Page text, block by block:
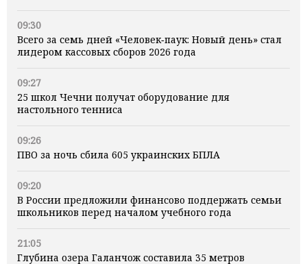
09:30
Всего за семь дней «Человек‑паук: Новый день» стал
лидером кассовых сборов 2026 года
09:27
25 школ Чечни получат оборудование для
настольного тенниса
09:26
ПВО за ночь сбила 605 украинских БПЛА
09:20
В России предложили финансово поддержать семьи
школьников перед началом учебного года
21:05
Глубина озера Галанчож составила 35 метров